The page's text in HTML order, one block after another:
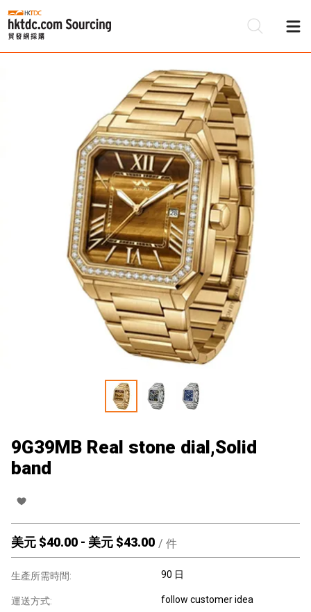
9G39MB Real stone dial,Solid
band
美元 $40.00 - 美元 $43.00 / 件
生產所需時間: 90 日
運送方式: follow customer idea